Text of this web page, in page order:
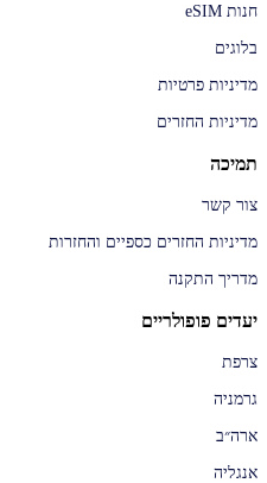
חנות eSIM
בלוגים
מדיניות פרטיות
מדיניות החזרים
תמיכה
צור קשר
מדיניות החזרים כספיים והחזרות
מדריך התקנה
יעדים פופולריים
צרפת
גרמניה
ארה״ב
אנגליה